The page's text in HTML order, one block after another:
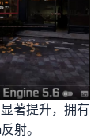
著提升，拥有
射。